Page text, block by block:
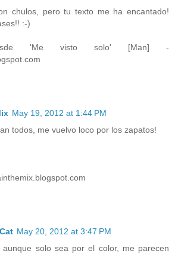
chulos, pero tu texto me ha encantado!
:-)
'Me visto solo' [Man] -
May 19, 2012 at 1:44 PM
todos, me vuelvo loco por los zapatos!
May 20, 2012 at 3:47 PM
aunque solo sea por el color, me parecen